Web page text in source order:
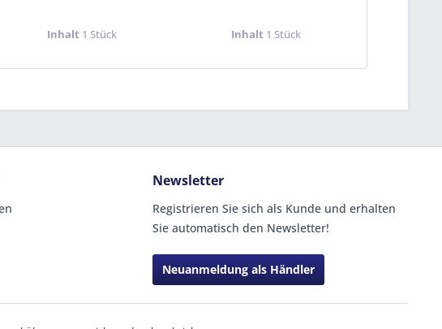
Inhalt 1 Stück Inhalt 1 Stück
Newsletter
Registrieren Sie sich als Kunde und erhalten
Sie automatisch den Newsletter!
Neuanmeldung als Händler